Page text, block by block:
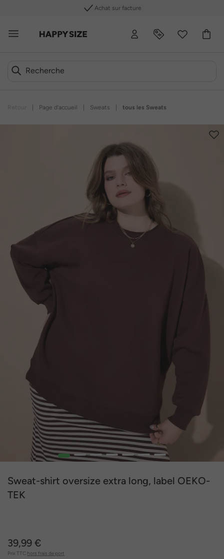
Achat sur facture
Page d’accueil Sweats tous les Sweats
1 2 3 4 5 6 7
Sweat-shirt oversize extra long, label OEKO-
TEK
39,99 €
Prix TTC hors frais de port